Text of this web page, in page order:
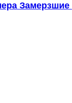
Замерзшие